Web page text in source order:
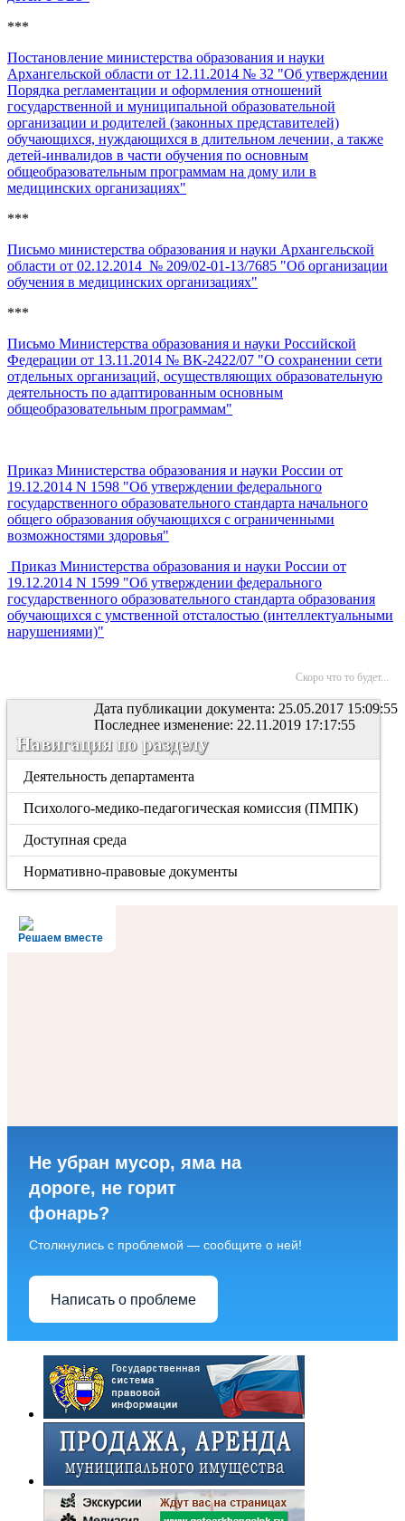
***
Постановление министерства образования и науки
Архангельской области от 12.11.2014 № 32 "Об утверждении
Порядка регламентации и оформления отношений
государственной и муниципальной образовательной
организации и родителей (законных представителей)
обучающихся, нуждающихся в длительном лечении, а также
детей-инвалидов в части обучения по основным
общеобразовательным программам на дому или в
медицинских организациях"
***
Письмо министерства образования и науки Архангельской
области от 02.12.2014 № 209/02-01-13/7685 "Об организации
обучения в медицинских организациях"
***
Письмо Министерства образования и науки Российской
Федерации от 13.11.2014 № ВК-2422/07 "О сохранении сети
отдельных организаций, осуществляющих образовательную
деятельность по адаптированным основным
общеобразовательным программам"
Приказ Министерства образования и науки России от
19.12.2014 N 1598 "Об утверждении федерального
государственного образовательного стандарта начального
общего образования обучающихся с ограниченными
возможностями здоровья"
Приказ Министерства образования и науки России от
19.12.2014 N 1599 "Об утверждении федерального
государственного образовательного стандарта образования
обучающихся с умственной отсталостью (интеллектуальными
нарушениями)"
Скоро что то будет...
Дата публикации документа: 25.05.2017 15:09:55
Последнее изменение: 22.11.2019 17:17:55
Навигация по разделу
Деятельность департамента
Психолого-медико-педагогическая комиссия (ПМПК)
Доступная среда
Нормативно-правовые документы
Решаем вместе
Не убран мусор, яма на
дороге, не горит
фонарь?
Столкнулись с проблемой — сообщите о ней!
Написать о проблеме